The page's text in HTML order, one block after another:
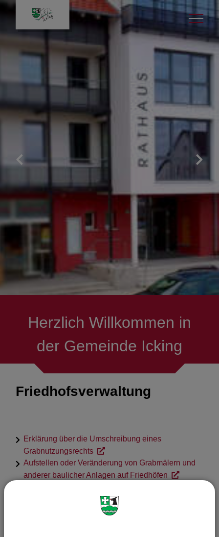
Gemeinde & Rathaus
Digitales Amtsblatt
Stellenangebote
Aktuelle Ausschreibungen
Gemeindeverwaltung
Öffnungszeiten & Termine
Rund um die Uhr in´s
Herzlich Willkommen in
der Gemeinde Icking
Friedhofsverwaltung
Erklärung über die Umschreibung eines
Grabnutzungsrechts
Aufstellen oder Veränderung von Grabmälern und
anderer baulicher Anlagen auf Friedhöfen